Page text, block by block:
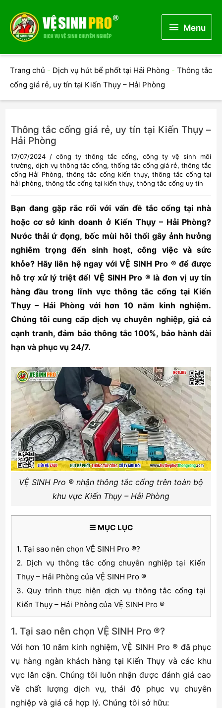
MenuMenu
Trang chủ - Dịch vụ hút bể phốt tại Hải Phòng - Thông tắc
cống giá rẻ, uy tín tại Kiến Thụy – Hải Phòng
Thông tắc cống giá rẻ, uy tín tại Kiến Thụy –
Hải Phòng
17/07/2024/ công ty thông tắc cống, công ty vệ sinh môi
trường, dịch vụ thông tắc cống, thống tắc cống giá rẻ,thông tắc
cống Hải Phòng, thông tắc cống kiến thụy,thông tắc cống tại
hải phòng, thông tắc cống tại kiến thụy, thông tắc cống uy tín
Bạn đang gặp rắc rối với vấn đề tắc cống tại nhà
hoặc cơ sở kinh doanh ở Kiến Thụy – Hải Phòng?
Nước thải ứ đọng, bốc mùi hôi thối gây ảnh hưởng
nghiêm trọng đến sinh hoạt, công việc và sức
khỏe? Hãy liên hệ ngay với VỆ SINH Pro ® để được
hỗ trợ xử lý triệt để! VỆ SINH Pro ® là đơn vị uy tín
hàng đầu trong lĩnh vực thông tắc cống tại Kiến
Thụy – Hải Phòng với hơn 10 năm kinh nghiệm.
Chúng tôi cung cấp dịch vụ chuyên nghiệp, giá cả
cạnh tranh, đảm bảo thông tắc 100%, bảo hành dài
hạn và phục vụ 24/7.
VỆ SINH Pro ® nhận thông tắc cống trên toàn bộ
khu vực Kiến Thụy – Hải Phòng
☰ MỤC LỤC
1. Tại sao nên chọn VỆ SINH Pro ®?
2. Dịch vụ thông tắc cống chuyên nghiệp tại Kiến
Thụy – Hải Phòng của VỆ SINH Pro ®
3. Quy trình thực hiện dịch vụ thông tắc cống tại
Kiến Thụy – Hải Phòng của VỆ SINH Pro ®
1. Tại sao nên chọn VỆ SINH Pro ®?
Với hơn 10 năm kinh nghiệm, VỆ SINH Pro ® đã phục
vụ hàng ngàn khách hàng tại Kiến Thụy và các khu
vực lân cận. Chúng tôi luôn nhận được đánh giá cao
về chất lượng dịch vụ, thái độ phục vụ chuyên
nghiệp và giá cả hợp lý. Chúng tôi sở hữu: